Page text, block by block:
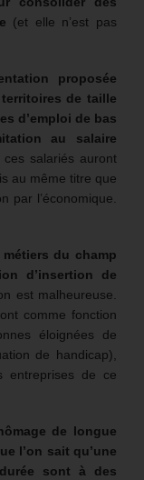
(et elle n’est pas
proposée
de taille
d’emploi de bas
au salaire
ces salariés auront
au même titre que
par l’économique.
du champ
d’insertion de
est malheureuse.
comme fonction
éloignées de
de handicap),
entreprises de ce
de longue
l’on sait qu’une
sont à des